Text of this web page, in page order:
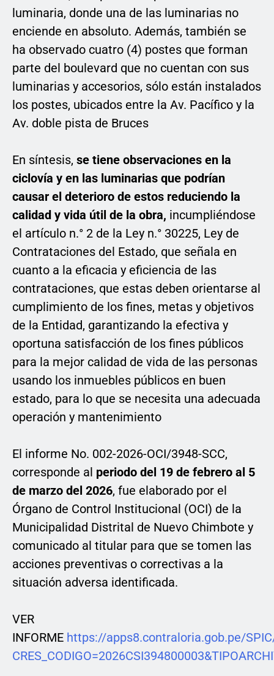
luminaria, donde una de las luminarias no
enciende en absoluto. Además, también se
ha observado cuatro (4) postes que forman
parte del boulevard que no cuentan con sus
luminarias y accesorios, sólo están instalados
los postes, ubicados entre la Av. Pacífico y la
Av. doble pista de Bruces
En síntesis, se tiene observaciones en la
ciclovía y en las luminarias que podrían
causar el deterioro de estos reduciendo la
calidad y vida útil de la obra, incumpliéndose
el artículo n.° 2 de la Ley n.° 30225, Ley de
Contrataciones del Estado, que señala en
cuanto a la eficacia y eficiencia de las
contrataciones, que estas deben orientarse al
cumplimiento de los fines, metas y objetivos
de la Entidad, garantizando la efectiva y
oportuna satisfacción de los fines públicos
para la mejor calidad de vida de las personas
usando los inmuebles públicos en buen
estado, para lo que se necesita una adecuada
operación y mantenimiento
El informe No. 002-2026-OCI/3948-SCC,
corresponde al periodo del 19 de febrero al 5
de marzo del 2026, fue elaborado por el
Órgano de Control Institucional (OCI) de la
Municipalidad Distrital de Nuevo Chimbote y
comunicado al titular para que se tomen las
acciones preventivas o correctivas a la
situación adversa identificada.
VER
INFORME https://apps8.contraloria.gob.pe/